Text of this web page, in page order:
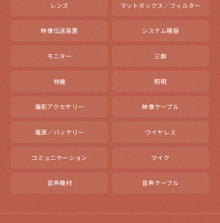
レンズ マットボックス／フィルター
映像伝送装置 システム機器
モニター 三脚
特機 照明
撮影アクセサリー 映像ケーブル
電源／バッテリー ワイヤレス
コミュニケーション マイク
音声機材 音声ケーブル